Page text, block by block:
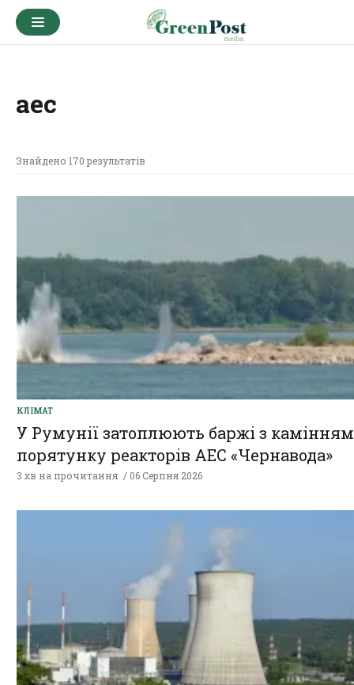
аес
Знайдено 170 результатів
КЛІМАТ
У Румунії затоплюють баржі з
порятунку реакторів АЕС «Чернавода»
3 хв на прочитання 06 Серпня 2026